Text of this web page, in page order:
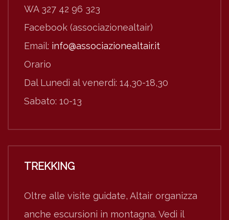
WA 327 42 96 323
Facebook (associazionealtair)
Email: info@associazionealtair.it
Orario
Dal Lunedì al venerdì: 14,30-18,30
Sabato: 10-13
TREKKING
Oltre alle visite guidate, Altair organizza
anche escursioni in montagna. Vedi il